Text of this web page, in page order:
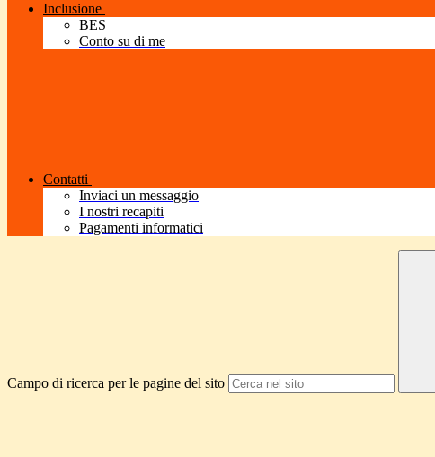
Inclusione
BES
Conto su di me
Contatti
Inviaci un messaggio
I nostri recapiti
Pagamenti informatici
Campo di ricerca per le pagine del sito